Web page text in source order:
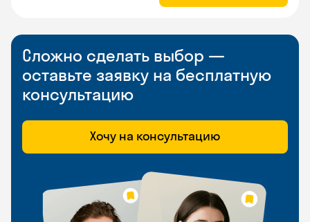
Сложно сделать выбор —
оставьте заявку на бесплатную
консультацию
Хочу на консультацию